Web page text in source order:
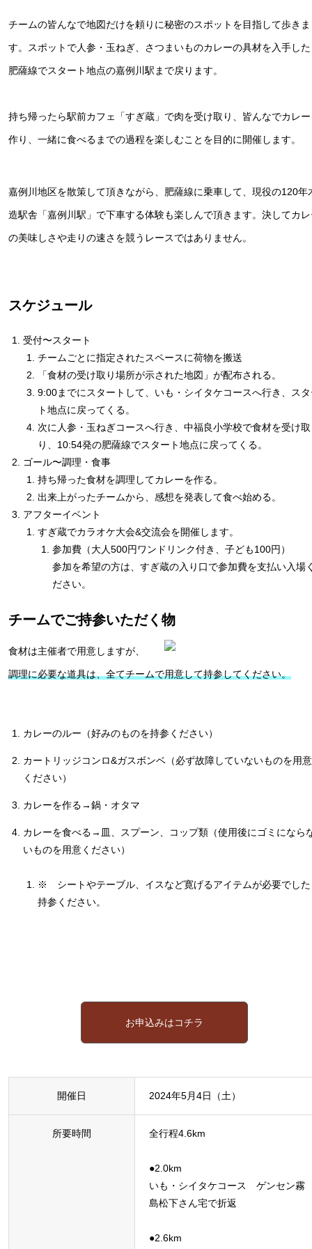
チームの皆んなで地図だけを頼りに秘密のスポットを目指して歩きま
す。スポットで人参・玉ねぎ、さつまいものカレーの具材を入手し
肥薩線でスタート地点の嘉例川駅まで戻ります。
持ち帰ったら駅前カフェ「すぎ蔵」で肉を受け取り、皆んなでカレ
作り、一緒に食べるまでの過程を楽しむことを目的に開催します。
嘉例川地区を散策して頂きながら、肥薩線に乗車して、現役の120年
造駅舎「嘉例川駅」で下車する体験も楽しんで頂きます。決してカ
の美味しさや走りの速さを競うレースではありません。
スケジュール
受付〜スタート
チームごとに指定されたスペースに荷物を搬送
「食材の受け取り場所が示された地図」が配布される。
9:00までにスタートして、いも・シイタケコースへ行き、ス
ト地点に戻ってくる。
次に人参・玉ねぎコースへ行き、中福良小学校で食材を受け取
り、10:54発の肥薩線でスタート地点に戻ってくる。
ゴール〜調理・食事
持ち帰った食材を調理してカレーを作る。
出来上がったチームから、感想を発表して食べ始める。
アフターイベント
すぎ蔵でカラオケ大会&交流会を開催します。
参加費（大人500円ワンドリンク付き、子ども100円）
参加を希望の方は、すぎ蔵の入り口で参加費を支払い入場
ださい。
チームでご持参いただく物
食材は主催者で用意しますが、
調理に必要な道具は、全てチームで用意して持参してください。
カレーのルー（好みのものを持参ください）
カートリッジコンロ&ガスボンベ（必ず故障していないものを用意
ください）
カレーを作る→鍋・オタマ
カレーを食べる→皿、スプーン、コップ類（使用後にゴミになら
いものを用意ください）
※ シートやテーブル、イスなど寛げるアイテムが必要でし
持参ください。
お申込みはコチラ
開催日 2024年5月4日（土）
所要時間 全行程4.6km
●2.0km
いも・シイタケコース ゲンセン霧
島松下さん宅で折返
●2.6km